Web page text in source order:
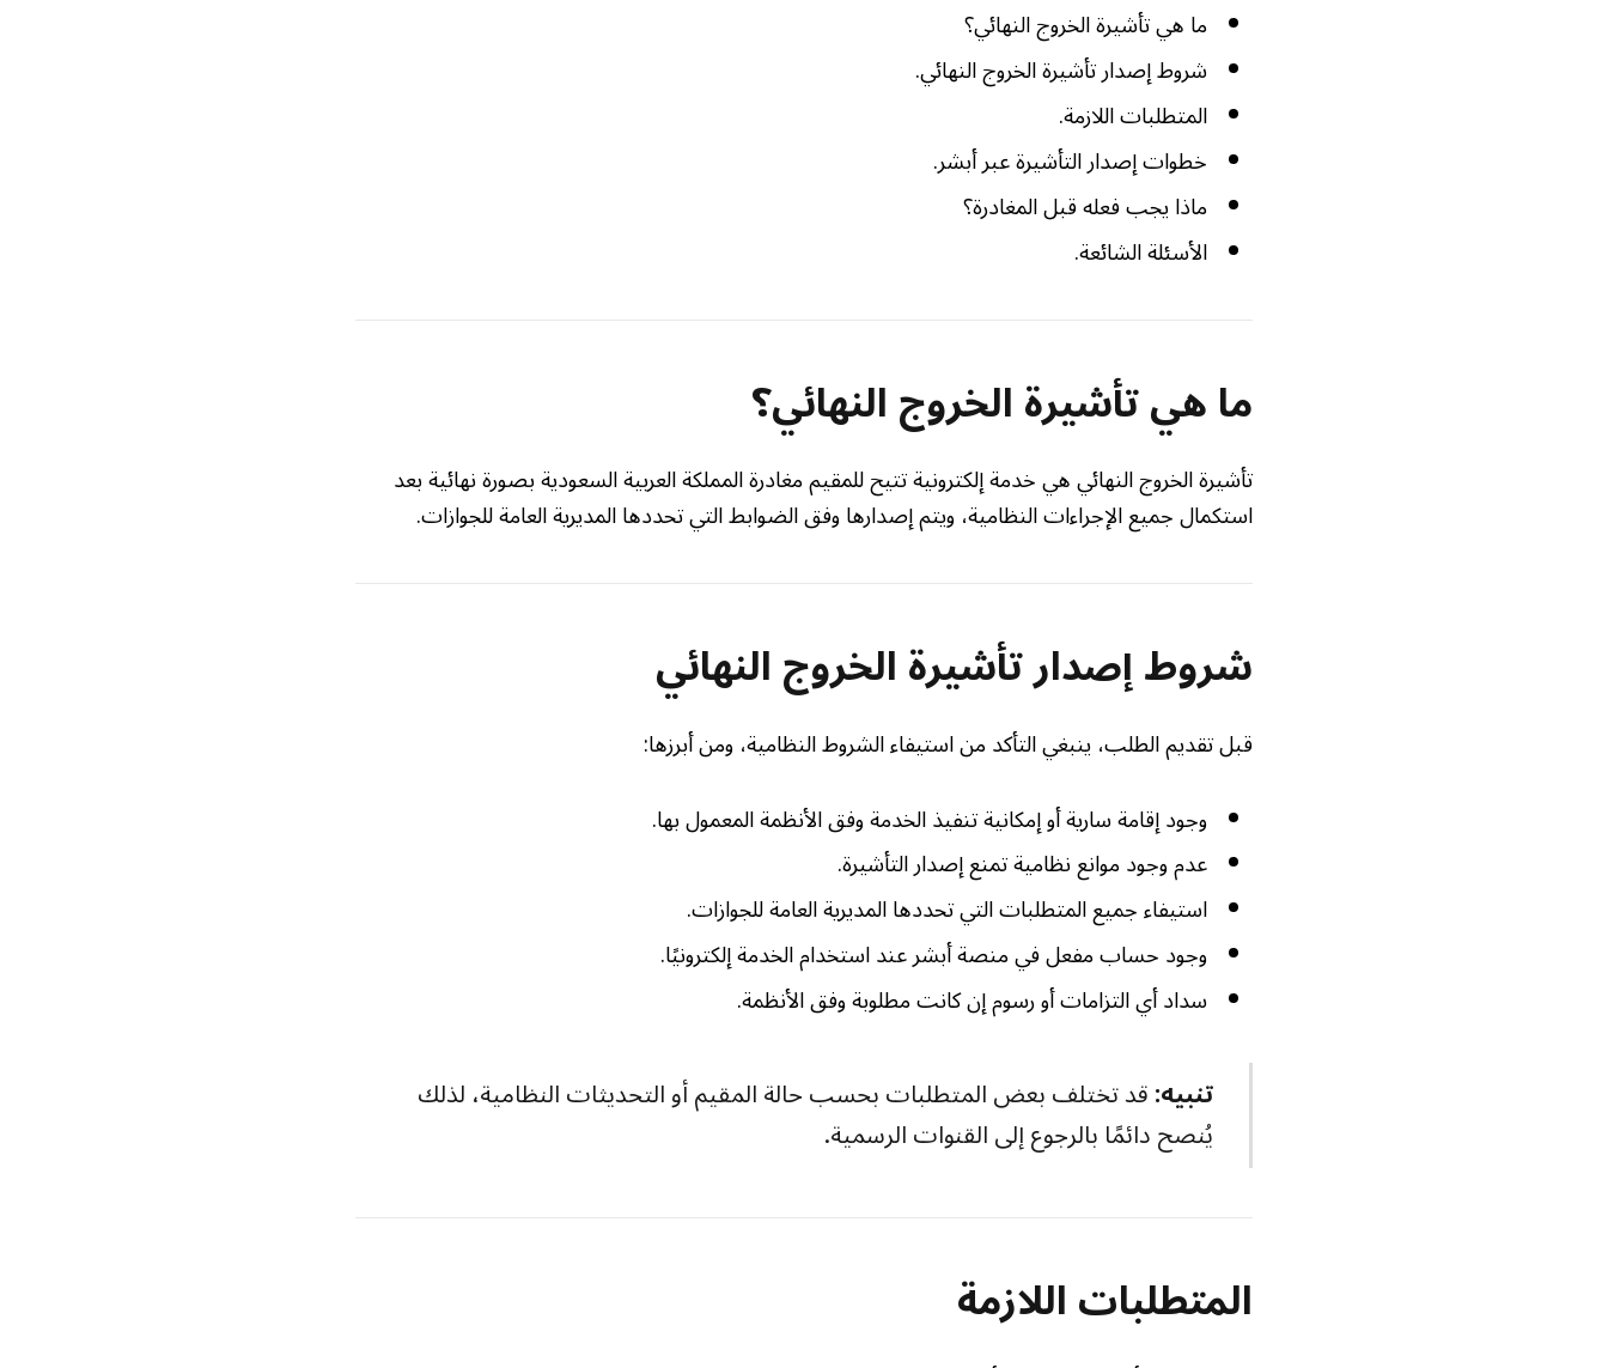
ما هي تأشيرة الخروج النهائي؟
شروط إصدار تأشيرة الخروج النهائي.
المتطلبات اللازمة.
خطوات إصدار التأشيرة عبر أبشر.
ماذا يجب فعله قبل المغادرة؟
الأسئلة الشائعة.
ما هي تأشيرة الخروج النهائي؟
تأشيرة الخروج النهائي هي خدمة إلكترونية تتيح للمقيم مغادرة المملكة العربية السعودية بصورة نهائية بعد
استكمال جميع الإجراءات النظامية، ويتم إصدارها وفق الضوابط التي تحددها المديرية العامة للجوازات.
شروط إصدار تأشيرة الخروج النهائي
قبل تقديم الطلب، ينبغي التأكد من استيفاء الشروط النظامية، ومن أبرزها:
وجود إقامة سارية أو إمكانية تنفيذ الخدمة وفق الأنظمة المعمول بها.
عدم وجود موانع نظامية تمنع إصدار التأشيرة.
استيفاء جميع المتطلبات التي تحددها المديرية العامة للجوازات.
وجود حساب مفعل في منصة أبشر عند استخدام الخدمة إلكترونيًا.
سداد أي التزامات أو رسوم إن كانت مطلوبة وفق الأنظمة.
تنبيه:قد تختلف بعض المتطلبات بحسب حالة المقيم أو التحديثات النظامية، لذلك
يُنصح دائمًا بالرجوع إلى القنوات الرسمية.
المتطلبات اللازمة